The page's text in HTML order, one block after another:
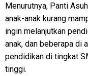
Menurutnya, Panti
anak-anak kurang
ingin melanjutkan
anak, dan beberapa di
pendidikan di tingkat
tinggi.